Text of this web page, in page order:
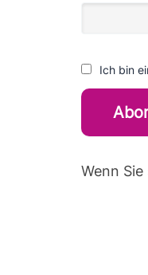
Ich bin
Wenn